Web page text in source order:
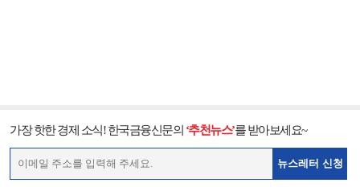
가장 핫한 경제 소식! 한국금융신문의 ‘추천뉴스’를 받아보세요~
뉴스레터 신청